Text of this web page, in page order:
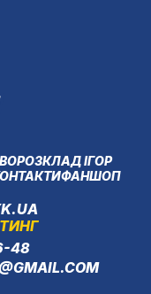
РОЗКЛАД ІГОР
ФАНШОП
48